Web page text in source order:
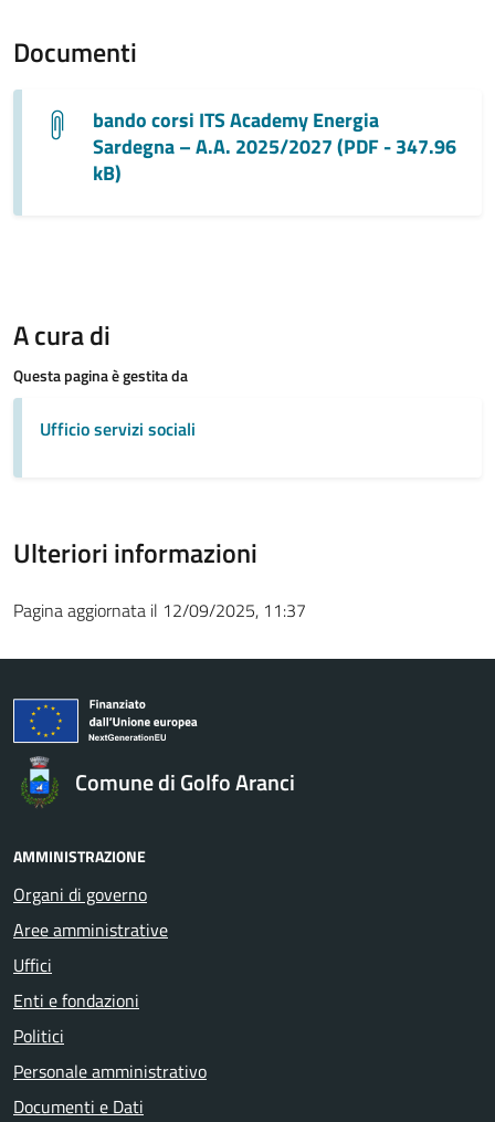
Documenti
bando corsi ITS Academy Energia
Sardegna – A.A. 2025/2027 (PDF - 347.96
kB)
A cura di
Questa pagina è gestita da
Ufficio servizi sociali
Ulteriori informazioni
Pagina aggiornata il 12/09/2025, 11:37
Comune di Golfo Aranci
AMMINISTRAZIONE
Organi di governo
Aree amministrative
Uffici
Enti e fondazioni
Politici
Personale amministrativo
Documenti e Dati